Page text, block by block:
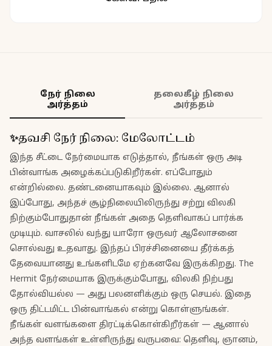
நேர் நிலை
அர்த்தம்
தலைகீழ் நிலை
அர்த்தம்
✨தவசி நேர் நிலை: மேலோட்டம்
இந்த சீட்டை நேர்மையாக எடுத்தால், நீங்கள் ஒரு அடி
பின்வாங்க அழைக்கப்படுகிறீர்கள். எப்போதும்
என்றில்லை. தண்டனையாகவும் இல்லை. ஆனால்
இப்போது, அந்தச் சூழ்நிலையிலிருந்து சற்று விலகி
நிற்கும்போதுதான் நீங்கள் அதை தெளிவாகப் பார்க்க
முடியும். வாசலில் வந்து யாரோ ஒருவர் ஆலோசனை
சொல்வது உதவாது. இந்தப் பிரச்சினையை தீர்க்கத்
தேவையானது உங்களிடமே ஏற்கனவே இருக்கிறது. The
Hermit நேர்மையாக இருக்கும்போது, விலகி நிற்பது
தோல்வியல்ல — அது பலனளிக்கும் ஒரு செயல். இதை
ஒரு திட்டமிட்ட பின்வாங்கல் என்று கொள்ளுங்கள்.
நீங்கள் வளங்களை திரட்டிக்கொள்கிறீர்கள் — ஆனால்
அந்த வளங்கள் உள்ளிருந்து வருபவை: தெளிவு, ஞானம்,